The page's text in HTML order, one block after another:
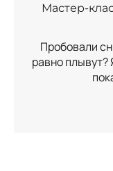
Мастер-
Пробовали
равно плывут?